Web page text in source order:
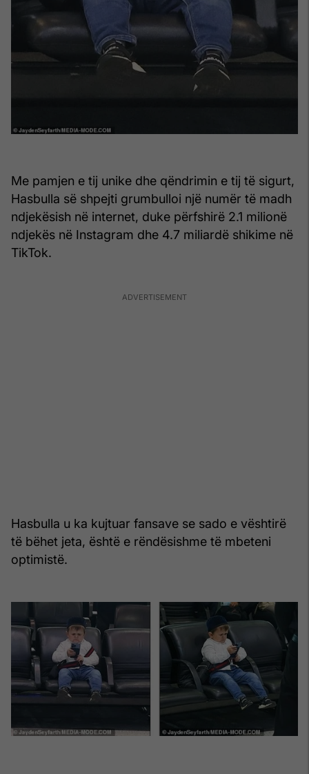
Me pamjen e tij unike dhe qëndrimin e tij të sigurt,
Hasbulla së shpejti grumbulloi një numër të madh
ndjekësish në internet, duke përfshirë 2.1 milionë
ndjekës në Instagram dhe 4.7 miliardë shikime në
TikTok.
Hasbulla u ka kujtuar fansave se sado e vështirë
të bëhet jeta, është e rëndësishme të mbeteni
optimistë.